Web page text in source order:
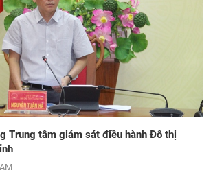
Trung tâm giám sát điều hành Đô thị